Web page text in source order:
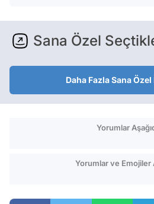
Sana Özel
Daha Fazla Sana
Yorumlar
Yorumlar ve Emojiler